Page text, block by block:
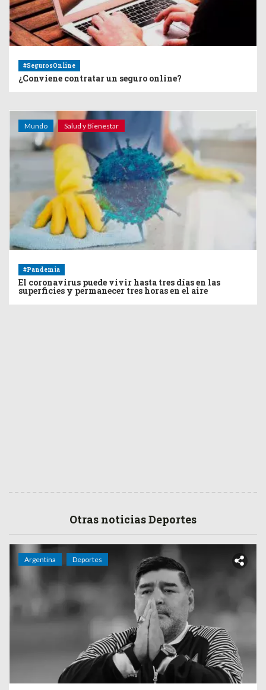
#SegurosOnline
¿Conviene contratar un seguro online?
Mundo Salud y Bienestar
#Pandemia
El coronavirus puede vivir hasta tres días en las
superficies y permanecer tres horas en el aire
Otras noticias Deportes
Argentina Deportes